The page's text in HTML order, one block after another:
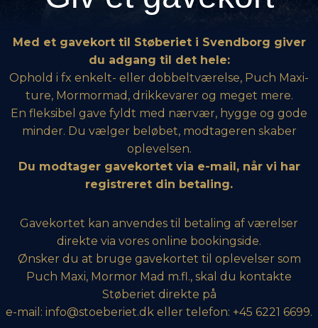
Med et gavekort til Støberiet i Svendborg giver
du adgang til det hele:
Ophold i fx enkelt- eller dobbeltværelse, Puch Maxi-
ture, Mormormad, drikkevarer og meget mere.
En fleksibel gave fyldt med nærvær, hygge og gode
minder. Du vælger beløbet, modtageren skaber
oplevelsen.
Du modtager gavekortet via e-mail, når vi har
registreret din betaling.
Gavekortet kan anvendes til betaling af værelser
direkte via vores online bookingside.
Ønsker du at bruge gavekortet til oplevelser som
Puch Maxi, Mormor Mad m.fl., skal du kontakte
Støberiet direkte på
e-mail: info@stoeberiet.dk eller telefon: +45 6221 6699.